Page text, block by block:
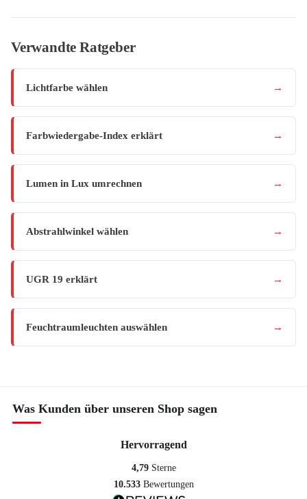
Verwandte Ratgeber
Lichtfarbe wählen →
Farbwiedergabe-Index erklärt →
Lumen in Lux umrechnen →
Abstrahlwinkel wählen →
UGR 19 erklärt →
Feuchtraumleuchten auswählen →
Was Kunden über unseren Shop sagen
Hervorragend
4,79 Sterne
10.533 Bewertungen